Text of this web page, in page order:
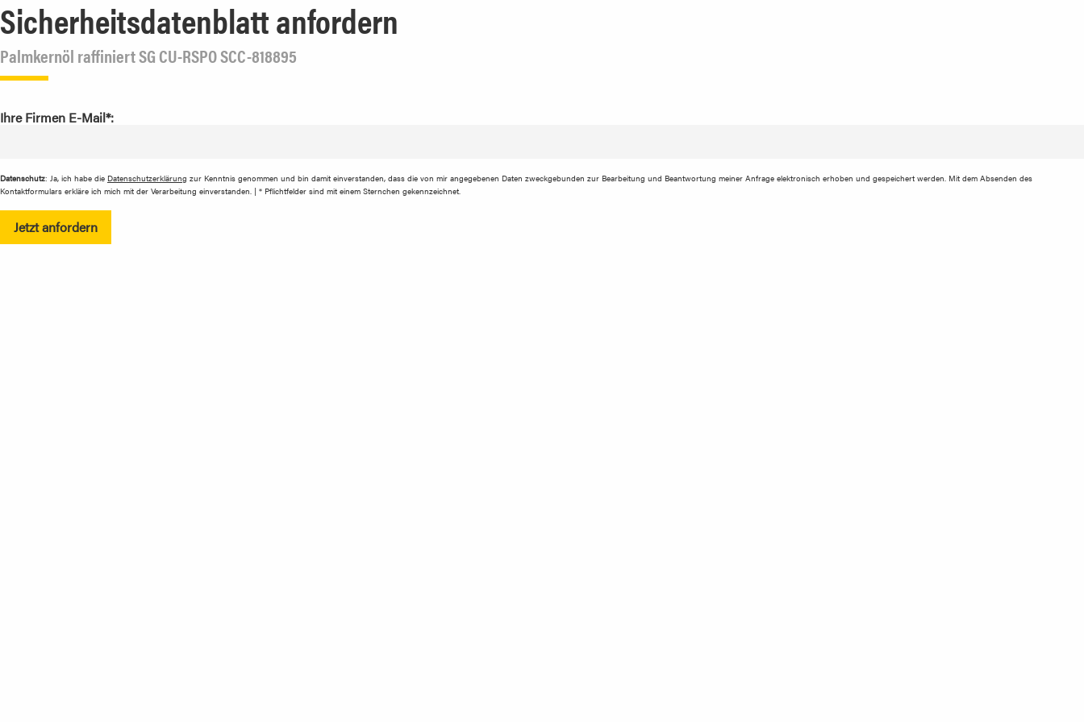
Sicherheitsdatenblatt anfordern
Palmkernöl raffiniert SG CU-RSPO SCC-818895
Ihre Firmen E-Mail*:
Datenschutz: Ja, ich habe die Datenschutzerklärung zur Kenntnis genommen und bin damit einverstanden, dass die von mir angegebenen Daten zweckgebunden zur Bearbeitung und Beantwortung meiner Anfrage elektronisch erhoben und gespeichert werden. Mit dem Absenden des
Kontaktformulars erkläre ich mich mit der Verarbeitung einverstanden. | * Pflichtfelder sind mit einem Sternchen gekennzeichnet.
Jetzt anfordern